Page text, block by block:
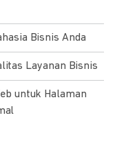
Bisnis Anda
Layanan Bisnis
untuk Halaman